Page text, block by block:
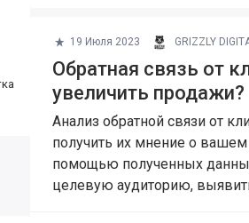
19 Июля 2023 GRIZZLY
Обратная связь от
увеличить продажи?
Анализ обратной связи от
получить их мнение о
помощью полученных
целевую аудиторию,